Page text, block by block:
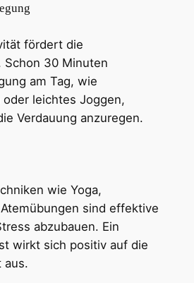
fördert die
Schon 30 Minuten
am Tag, wie
oder leichtes Joggen,
Verdauung anzuregen.
wie Yoga,
sind effektive
abzubauen. Ein
wirkt sich positiv auf die
aus.